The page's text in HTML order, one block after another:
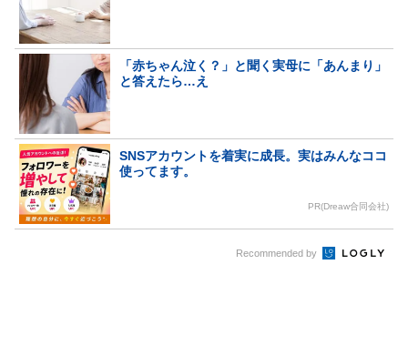
「赤ちゃん泣く？」と聞く実母に「あんまり」
と答えたら…え
SNSアカウントを着実に成長。実はみんなココ
使ってます。
PR(Dreaw合同会社)
Recommended by